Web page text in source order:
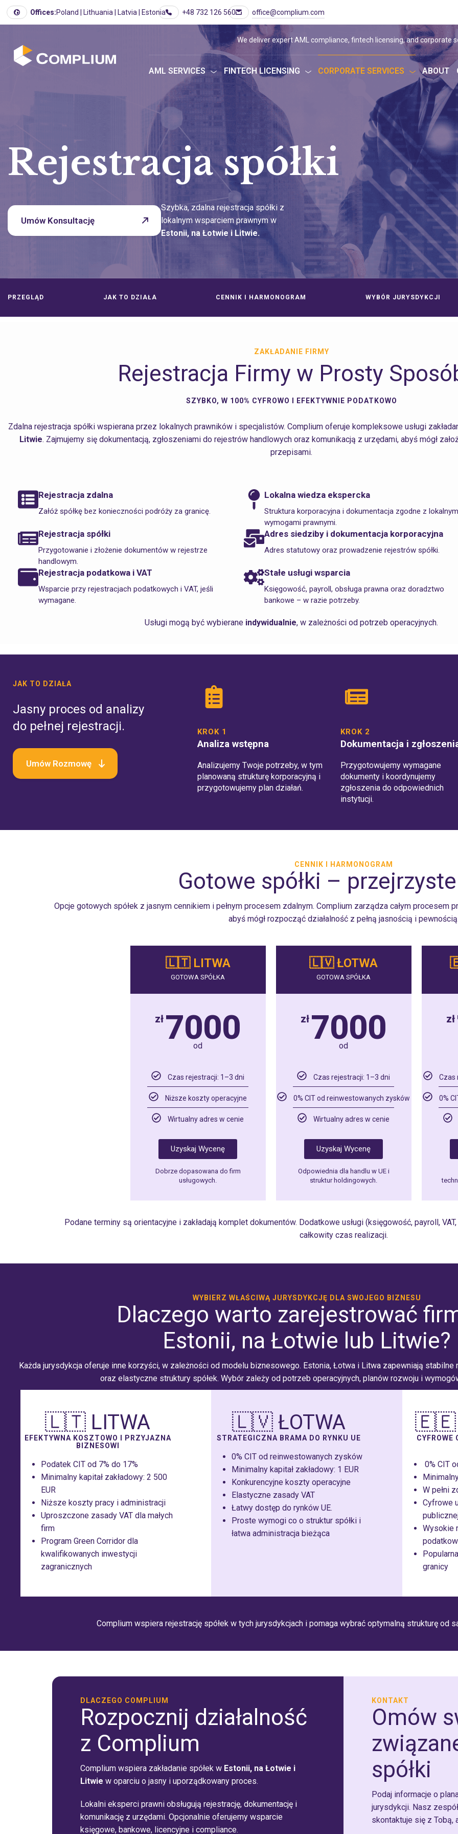
Offices:Poland | Lithuania | Latvia | Estonia +48 732 126 560 office@complium.com
We deliver expert AML compliance, fintech licensing, and corporate
AML SERVICES FINTECH LICENSING CORPORATE SERVICES ABOUT
Rejestracja spółki
Umów Konsultację
Szybka, zdalna rejestracja spółki z
lokalnym wsparciem prawnym w
Estonii, na Łotwie i Litwie.
PRZEGLĄD JAK TO DZIAŁA CENNIK I HARMONOGRAM WYBÓR JURYSDYKCJI
ZAKŁADANIE FIRMY
Rejestracja Firmy w Prosty
SZYBKO, W 100% CYFROWO I EFEKTYWNIE PODATKOWO
Zdalna rejestracja spółki wspierana przez lokalnych prawników i specjalistów. Complium oferuje kompleksowe usługi
Litwie. Zajmujemy się dokumentacją, zgłoszeniami do rejestrów handlowych oraz komunikacją z urzędami, abyś mógł
przepisami.
Rejestracja zdalna
Załóż spółkę bez konieczności podróży za granicę.
Lokalna wiedza ekspercka
Struktura korporacyjna i dokumentacja zgodne z
wymogami prawnymi.
Rejestracja spółki
Przygotowanie i złożenie dokumentów w rejestrze
handlowym.
Adres siedziby i dokumentacja korporacyjna
Adres statutowy oraz prowadzenie rejestrów spółki.
Rejestracja podatkowa i VAT
Wsparcie przy rejestracjach podatkowych i VAT, jeśli
wymagane.
Stałe usługi wsparcia
Księgowość, payroll, obsługa prawna oraz doradztwo
bankowe – w razie potrzeby.
Usługi mogą być wybierane indywidualnie, w zależności od potrzeb operacyjnych.
JAK TO DZIAŁA
Jasny proces od analizy
do pełnej rejestracji.
Umów Rozmowę
KROK 1
Analiza wstępna
Analizujemy Twoje potrzeby, w tym
planowaną strukturę korporacyjną i
przygotowujemy plan działań.
KROK 2
Dokumentacja i
Przygotowujemy wymagane
dokumenty i koordynujemy
zgłoszenia do odpowiednich
instytucji.
CENNIK I HARMONOGRAM
Gotowe spółki –
Opcje gotowych spółek z jasnym cennikiem i pełnym procesem zdalnym. Complium zarządza całym procesem
abyś mógł rozpocząć działalność z pełną jasnością i
🇱🇹 LITWA
GOTOWA SPÓŁKA
zł 7000
od
Czas rejestracji: 1–3 dni
Niższe koszty operacyjne
Wirtualny adres w cenie
Uzyskaj Wycenę
Dobrze dopasowana do firm
usługowych.
🇱🇻 ŁOTWA
GOTOWA SPÓŁKA
zł 7000
od
Czas rejestracji: 1–3 dni
0% CIT od reinwestowanych zysków
Wirtualny adres w cenie
Uzyskaj Wycenę
Odpowiednia dla handlu w UE i
struktur holdingowych.
zł
Czas
0%
Podane terminy są orientacyjne i zakładają komplet dokumentów. Dodatkowe usługi (księgowość, payroll,
całkowity czas realizacji.
WYBIERZ WŁAŚCIWĄ JURYSDYKCJĘ DLA SWOJEGO BIZNESU
Dlaczego warto zarejestrować
Estonii, na Łotwie lub Litwie?
Każda jurysdykcja oferuje inne korzyści, w zależności od modelu biznesowego. Estonia, Łotwa i Litwa zapewniają stabilne
oraz elastyczne struktury spółek. Wybór zależy od potrzeb operacyjnych, planów rozwoju i
🇱🇹 LITWA
EFEKTYWNA KOSZTOWO I PRZYJAZNA
BIZNESOWI
Podatek CIT od 7% do 17%
Minimalny kapitał zakładowy: 2 500
EUR
Niższe koszty pracy i administracji
Uproszczone zasady VAT dla małych
firm
Program Green Corridor dla
kwalifikowanych inwestycji
zagranicznych
🇱🇻 ŁOTWA
STRATEGICZNA BRAMA DO RYNKU UE
0% CIT od reinwestowanych zysków
Minimalny kapitał zakładowy: 1 EUR
Konkurencyjne koszty operacyjne
Elastyczne zasady VAT
Łatwy dostęp do rynków UE.
Proste wymogi co o struktur spółki i
łatwa administracja bieżąca
🇪🇪
CYFROWE
0% CIT
W pełni
Cyfrowe
Wysokie
granicy
Complium wspiera rejestrację spółek w tych jurysdykcjach i pomaga wybrać optymalną strukturę od
DLACZEGO COMPLIUM
Rozpocznij działalność
z Complium
Complium wspiera zakładanie spółek w Estonii, na Łotwie i
Litwie w oparciu o jasny i uporządkowany proces.
Lokalni eksperci prawni obsługują rejestrację, dokumentację i
komunikację z urzędami. Opcjonalnie oferujemy wsparcie
księgowe, bankowe, licencyjne i compliance.
KONTAKT
Omów
spółki
Podaj informacje o
jurysdykcji. Nasz
skontaktuje się z Tobą,